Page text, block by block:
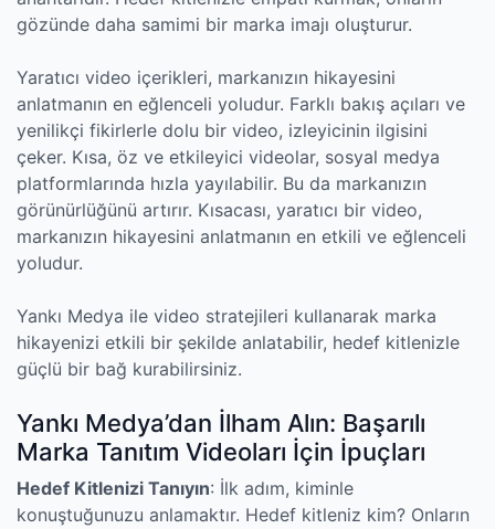
gözünde daha samimi bir marka imajı oluşturur.
Yaratıcı video içerikleri, markanızın hikayesini
anlatmanın en eğlenceli yoludur. Farklı bakış açıları ve
yenilikçi fikirlerle dolu bir video, izleyicinin ilgisini
çeker. Kısa, öz ve etkileyici videolar, sosyal medya
platformlarında hızla yayılabilir. Bu da markanızın
görünürlüğünü artırır. Kısacası, yaratıcı bir video,
markanızın hikayesini anlatmanın en etkili ve eğlenceli
yoludur.
Yankı Medya ile video stratejileri kullanarak marka
hikayenizi etkili bir şekilde anlatabilir, hedef kitlenizle
güçlü bir bağ kurabilirsiniz.
Yankı Medya’dan İlham Alın: Başarılı
Marka Tanıtım Videoları İçin İpuçları
Hedef Kitlenizi Tanıyın: İlk adım, kiminle
konuştuğunuzu anlamaktır. Hedef kitleniz kim? Onların